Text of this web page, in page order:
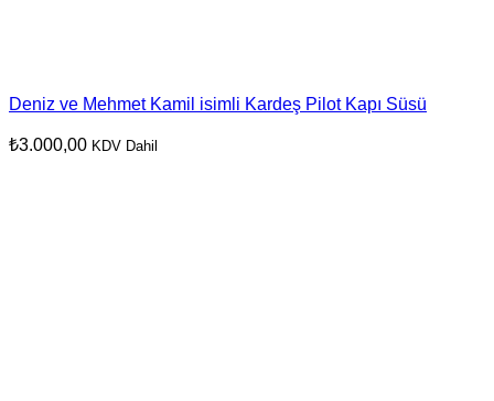
Deniz ve Mehmet Kamil isimli Kardeş Pilot Kapı Süsü
₺3.000,00 KDV Dahil